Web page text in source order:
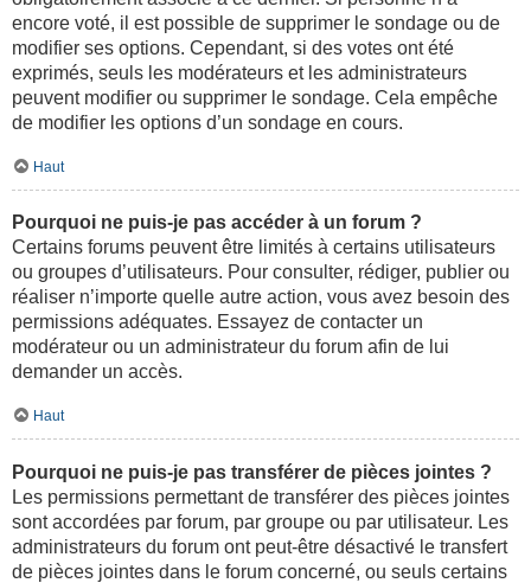
encore voté, il est possible de supprimer le sondage ou de
modifier ses options. Cependant, si des votes ont été
exprimés, seuls les modérateurs et les administrateurs
peuvent modifier ou supprimer le sondage. Cela empêche
de modifier les options d’un sondage en cours.
Haut
Pourquoi ne puis-je pas accéder à un forum ?
Certains forums peuvent être limités à certains utilisateurs
ou groupes d’utilisateurs. Pour consulter, rédiger, publier ou
réaliser n’importe quelle autre action, vous avez besoin des
permissions adéquates. Essayez de contacter un
modérateur ou un administrateur du forum afin de lui
demander un accès.
Haut
Pourquoi ne puis-je pas transférer de pièces jointes ?
Les permissions permettant de transférer des pièces jointes
sont accordées par forum, par groupe ou par utilisateur. Les
administrateurs du forum ont peut-être désactivé le transfert
de pièces jointes dans le forum concerné, ou seuls certains